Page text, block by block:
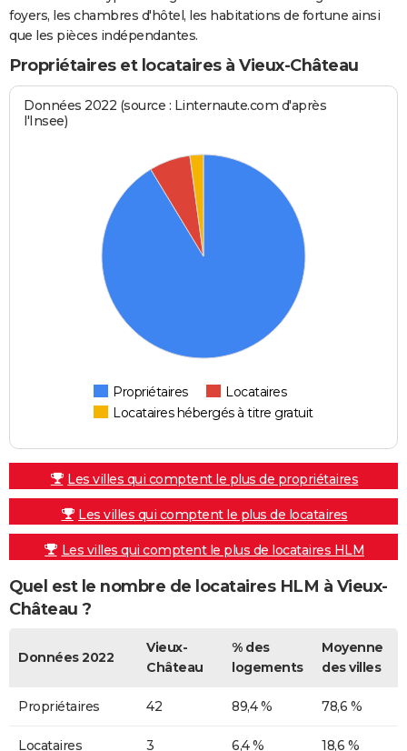
foyers, les chambres d'hôtel, les habitations de fortune ainsi
que les pièces indépendantes.
Propriétaires et locataires à Vieux-Château
Données 2022 (source : Linternaute.com d'après
l'Insee)
Propriétaires
Locataires
Locataires hébergés à titre gratuit
Les villes qui comptent le plus de propriétaires
Les villes qui comptent le plus de locataires
Les villes qui comptent le plus de locataires HLM
Quel est le nombre de locataires HLM à Vieux-
Château ?
Données 2022
Vieux-
Château
% des
logements
Moyenne
des villes
Propriétaires 42 89,4 % 78,6 %
Locataires 3 6,4 % 18,6 %